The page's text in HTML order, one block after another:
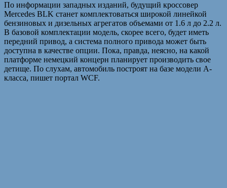
По информации западных изданий, будущий кроссовер
Mercedes BLK станет комплектоваться широкой линейкой
бензиновых и дизельных агрегатов объемами от 1.6 л до 2.2 л.
В базовой комплектации модель, скорее всего, будет иметь
передний привод, а система полного привода может быть
доступна в качестве опции. Пока, правда, неясно, на какой
платформе немецкий концерн планирует производить свое
детище. По слухам, автомобиль построят на базе модели A-
класса, пишет портал WCF.